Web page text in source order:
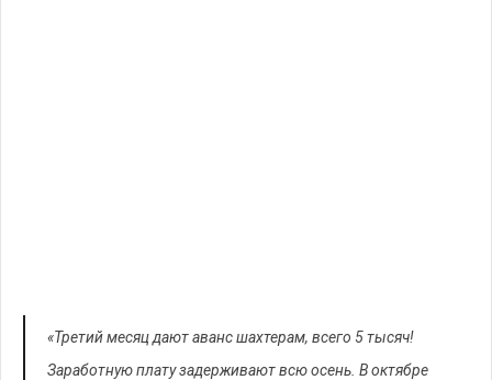
«Третий месяц дают аванс шахтерам, всего 5 тысяч!
Заработную плату задерживают всю осень. В октябре